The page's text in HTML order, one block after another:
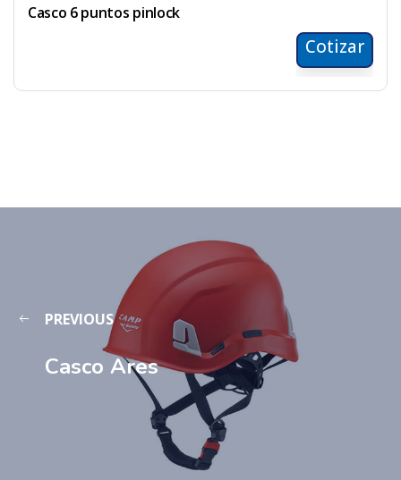
Casco 6 puntos pinlock
Cotizar
PREVIOUS
Casco Ares